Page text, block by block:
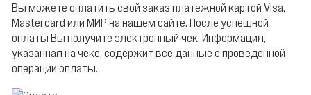
Вы можете оплатить свой заказ платежной картой Visa,
Mastercard или МИР на нашем сайте. После успешной
оплаты Вы получите электронный чек. Информация,
указанная на чеке, содержит все данные о проведенной
операции оплаты.